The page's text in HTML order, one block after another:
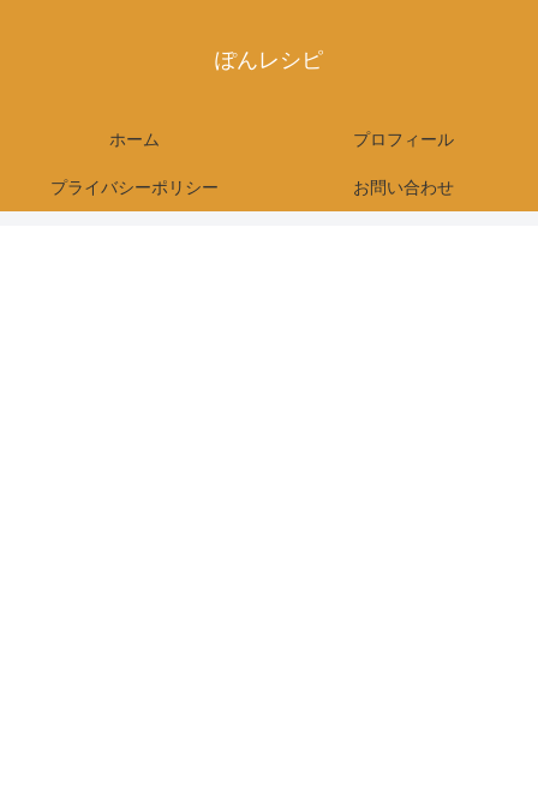
ぽんレシピ
ホーム プロフィール
プライバシーポリシー お問い合わせ